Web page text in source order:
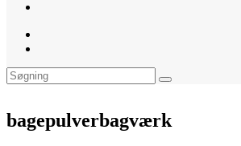
bagepulverbagværk